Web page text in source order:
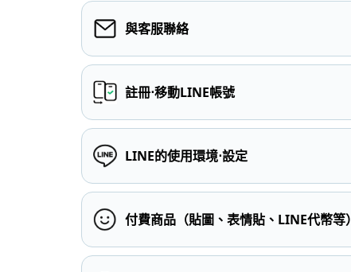
與客服聯絡
註冊⋅移動LINE帳號
LINE的使用環境⋅設定
付費商品（貼圖、表情貼、LINE代幣等）